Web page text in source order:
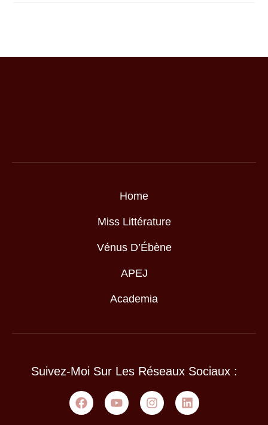
Home
Miss Littérature
Vénus D’Ébène
APEJ
Academia
Suivez-Moi Sur Les Réseaux Sociaux :